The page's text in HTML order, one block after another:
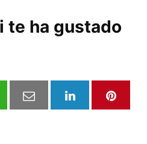
te ha gustado